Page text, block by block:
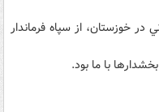
در خوزستان‌، از سپاه‌ فرماندار
با ما بود.